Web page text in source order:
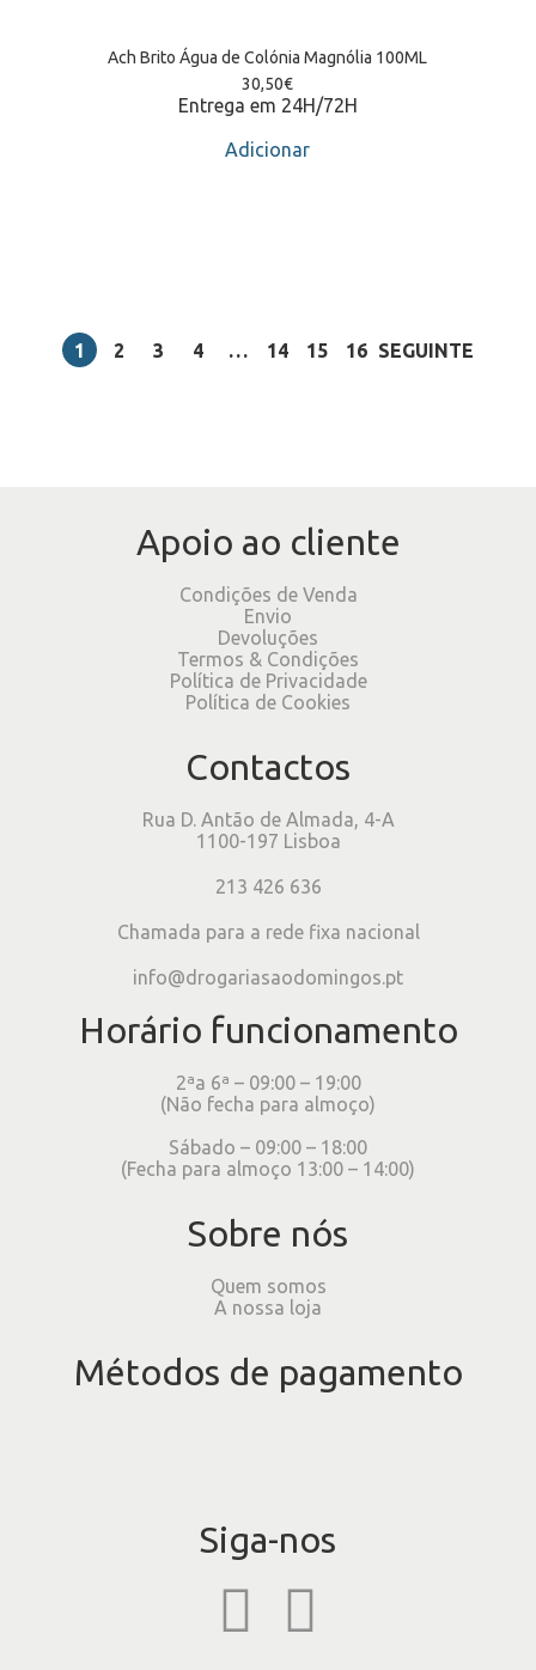
Ach Brito Água de Colónia Magnólia 100ML
30,50€
Entrega em 24H/72H
Adicionar
1 2 3 4 … 14 15 16 SEGUINTE
Apoio ao cliente
Condições de Venda
Envio
Devoluções
Termos & Condições
Política de Privacidade
Política de Cookies
Contactos
Rua D. Antão de Almada, 4-A
1100-197 Lisboa
213 426 636
Chamada para a rede fixa nacional
info@drogariasaodomingos.pt
Horário funcionamento
2ªa 6ª – 09:00 – 19:00
(Não fecha para almoço)
Sábado – 09:00 – 18:00
(Fecha para almoço 13:00 – 14:00)
Sobre nós
Quem somos
A nossa loja
Métodos de pagamento
Siga-nos